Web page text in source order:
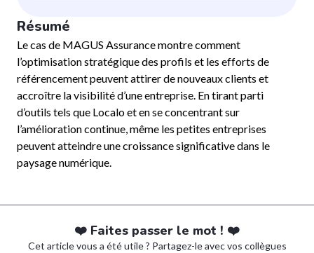
Résumé
Le cas de MAGUS Assurance montre comment
l’optimisation stratégique des profils et les efforts de
référencement peuvent attirer de nouveaux clients et
accroître la visibilité d’une entreprise. En tirant parti
d’outils tels que Localo et en se concentrant sur
l’amélioration continue, même les petites entreprises
peuvent atteindre une croissance significative dans le
paysage numérique.
❤️ Faites passer le mot ! ❤️
Cet article vous a été utile ? Partagez-le avec vos collègues